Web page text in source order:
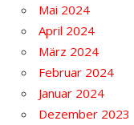
Mai 2024
April 2024
März 2024
Februar 2024
Januar 2024
Dezember 2023